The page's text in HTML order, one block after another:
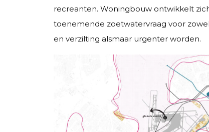
recreanten. Woningbouw ontwikkelt
toenemende zoetwatervraag voor
en verzilting alsmaar urgenter worden.